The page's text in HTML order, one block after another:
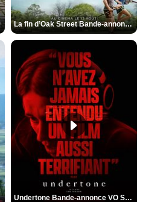
La fin d’Oak Street Bande-annonce VO STFR
Undertone Bande-annonce VO STFR